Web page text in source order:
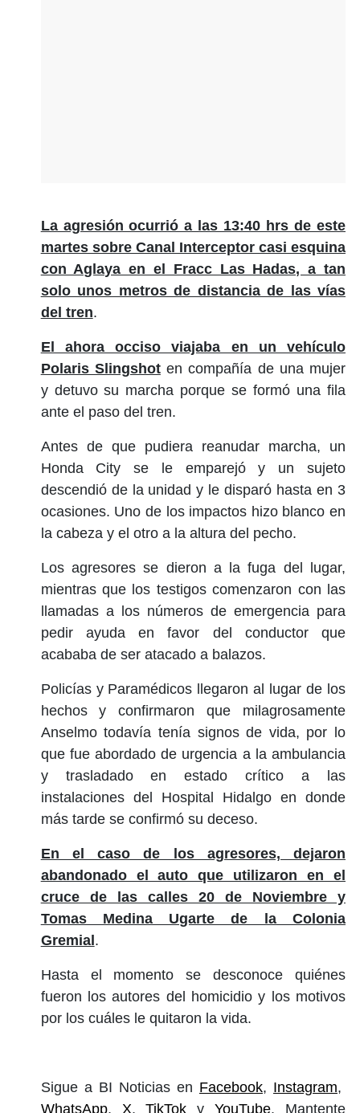
La agresión ocurrió a las 13:40 hrs de este
martes sobre Canal Interceptor casi esquina
con Aglaya en el Fracc Las Hadas, a tan
solo unos metros de distancia de las vías
del tren.
El ahora occiso viajaba en un vehículo
Polaris Slingshoten compañía de una mujer
y detuvo su marcha porque se formó una fila
ante el paso del tren.
Antes de que pudiera reanudar marcha, un
Honda City se le emparejó y un sujeto
descendió de la unidad y le disparó hasta en 3
ocasiones. Uno de los impactos hizo blanco en
la cabeza y el otro a la altura del pecho.
Los agresores se dieron a la fuga del lugar,
mientras que los testigos comenzaron con las
llamadas a los números de emergencia para
pedir ayuda en favor del conductor que
acababa de ser atacado a balazos.
Policías y Paramédicos llegaron al lugar de los
hechos y confirmaron que milagrosamente
Anselmo todavía tenía signos de vida, por lo
que fue abordado de urgencia a la ambulancia
y trasladado en estado crítico a las
instalaciones del Hospital Hidalgo en donde
más tarde se confirmó su deceso.
En el caso de los agresores, dejaron
abandonado el auto que utilizaron en el
cruce de las calles 20 de Noviembre y
Tomas Medina Ugarte de la Colonia
Gremial.
Hasta el momento se desconoce quiénes
fueron los autores del homicidio y los motivos
por los cuáles le quitaron la vida.
Sigue a BI Noticias en Facebook, Instagram,
WhatsApp, X,TikTok yYouTube. Mantente